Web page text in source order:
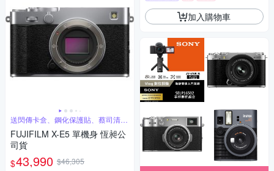
送閃傳卡盒、鋼化保護貼、蔡司清潔
噴霧組
FUJIFILM X-E5 單機身 恆昶公
司貨
$43,990 $46,305
加入購物車